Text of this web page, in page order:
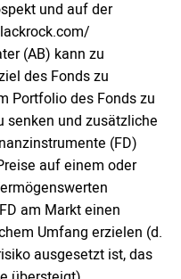
und auf der
(AB) kann zu
des Fonds zu
Portfolio des Fonds zu
senken und zusätzliche
(FD)
auf einem oder
am Markt einen
Umfang erzielen (d.
ausgesetzt ist, das